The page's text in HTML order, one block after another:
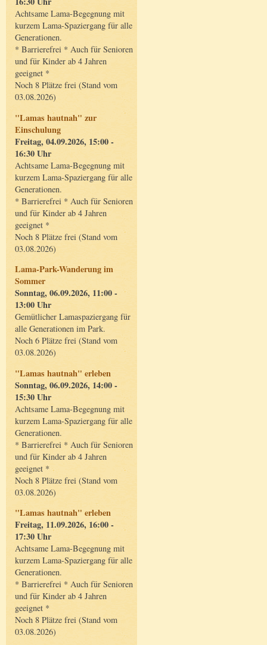
Achtsame Lama-Begegnung mit
kurzem Lama-Spaziergang für alle
Generationen.
* Barrierefrei * Auch für Senioren
und für Kinder ab 4 Jahren
geeignet *
Noch 8 Plätze frei (Stand vom
03.08.2026)
"Lamas hautnah" zur
Einschulung
Freitag, 04.09.2026, 15:00 -
16:30 Uhr
Achtsame Lama-Begegnung mit
kurzem Lama-Spaziergang für alle
Generationen.
* Barrierefrei * Auch für Senioren
und für Kinder ab 4 Jahren
geeignet *
Noch 8 Plätze frei (Stand vom
03.08.2026)
Lama-Park-Wanderung im
Sommer
Sonntag, 06.09.2026, 11:00 -
13:00 Uhr
Gemütlicher Lamaspaziergang für
alle Generationen im Park.
Noch 6 Plätze frei (Stand vom
03.08.2026)
"Lamas hautnah" erleben
Sonntag, 06.09.2026, 14:00 -
15:30 Uhr
Achtsame Lama-Begegnung mit
kurzem Lama-Spaziergang für alle
Generationen.
* Barrierefrei * Auch für Senioren
und für Kinder ab 4 Jahren
geeignet *
Noch 8 Plätze frei (Stand vom
03.08.2026)
"Lamas hautnah" erleben
Freitag, 11.09.2026, 16:00 -
17:30 Uhr
Achtsame Lama-Begegnung mit
kurzem Lama-Spaziergang für alle
Generationen.
* Barrierefrei * Auch für Senioren
und für Kinder ab 4 Jahren
geeignet *
Noch 8 Plätze frei (Stand vom
03.08.2026)